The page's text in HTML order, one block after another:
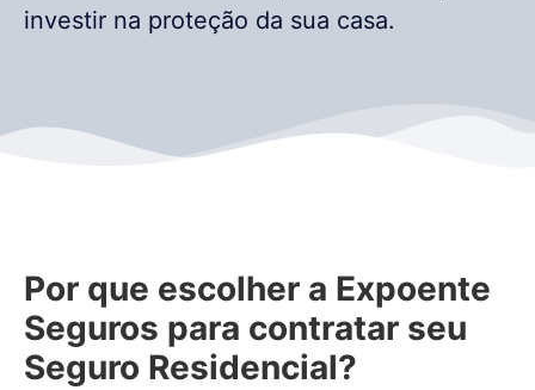
investir na proteção da sua casa.
Por que escolher a Expoente
Seguros para contratar seu
Seguro Residencial?